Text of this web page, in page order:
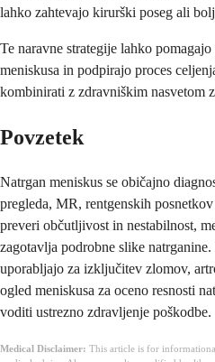
lahko zahtevajo kirurški poseg ali
Te naravne strategije lahko
meniskusa in podpirajo proces
kombinirati z zdravniškim nasvetom
Povzetek
Natrgan meniskus se običajno
pregleda, MR, rentgenskih
preveri občutljivost in nestabilnost,
zagotavlja podrobne slike
uporabljajo za izključitev zlomov,
ogled meniskusa za oceno resnosti
voditi ustrezno zdravljenje poškodbe.
Medical Disclaimer: This article is for